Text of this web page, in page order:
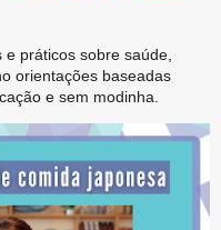
práticos sobre saúde,
orientações baseadas
e sem modinha.